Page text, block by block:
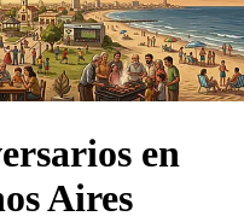
en
Aires